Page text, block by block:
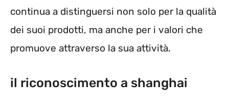
continua a distinguersi non solo per la qualità
dei suoi prodotti, ma anche per i valori che
promuove attraverso la sua attività.
il riconoscimento a shanghai